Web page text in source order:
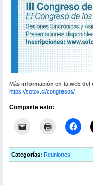
Más información en la web del
https://sotox.cl/congresos/
Comparte esto:
Categorías: Reuniones